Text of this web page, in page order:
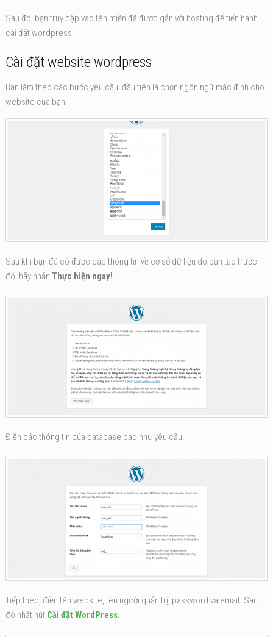
Sau đó, bạn truy cập vào tên miền đã được gắn với hosting để tiến hành
cài đặt wordpress.
Cài đặt website wordpress
Bạn làm theo các bước yêu cầu, đầu tiên là chọn ngôn ngữ mặc định cho
website của bạn.
Sau khi bạn đã có được các thông tin về cơ sở dữ liệu do bạn tạo trước
đó, hãy nhấn Thực hiện ngay!
Điền các thông tin của database bao như yêu cầu.
Tiếp theo, điền tên website, tên người quản trị, password và email. Sau
đó nhất nút Cài đặt WordPress.